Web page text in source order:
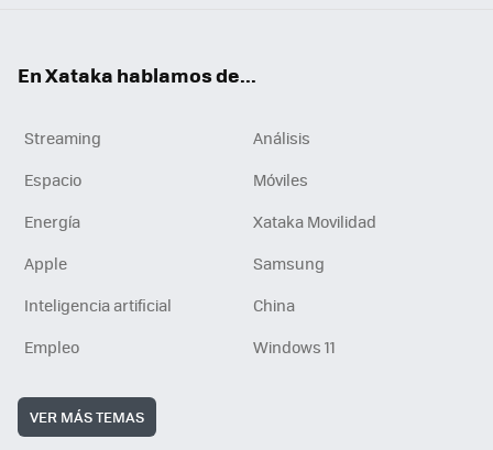
En Xataka hablamos de...
Streaming
Análisis
Espacio
Móviles
Energía
Xataka Movilidad
Apple
Samsung
Inteligencia artificial
China
Empleo
Windows 11
VER MÁS TEMAS